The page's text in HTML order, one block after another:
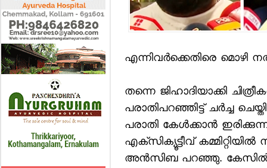
എന്നിവര്‍ക്കെതിരെ
തന്നെ ജിഹാദിയാക്കി
പരാതിപറഞ്ഞിട്ട് ചര്‍ച്ച
പരാതി കേള്‍ക്കാന്‍
എക്‌സിക്യൂട്ടീവ് കമ്മിറ്റിയില്‍
അന്‍സിബ പറഞ്ഞു. കേസില്‍